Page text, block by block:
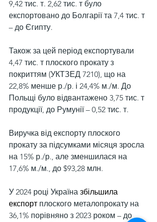
9,42 тис. т. 2,62 тис. т було
експортовано до Болгарії та 7,4 тис. т
– до Єгипту.
Також за цей період експортували
4,47 тис. т плоского прокату з
покриттям (УКТЗЕД 7210), що на
22,8% менше р./р. і 24,4% м./м. До
Польщі було відвантажено 3,75 тис. т
продукції, до Румунії – 0,52 тис. т.
Виручка від експорту плоского
прокату за підсумками місяця зросла
на 15% р./р., але зменшилася на
17,6% м./м., до $93,28 млн.
У 2024 році Україна збільшила
експорт плоского металопрокату на
36,1% порівняно з 2023 роком – до